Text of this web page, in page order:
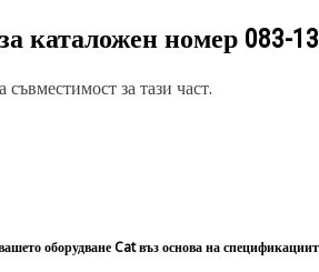
каталожен номер 083-
за тази част.
оборудване Cat въз основа на